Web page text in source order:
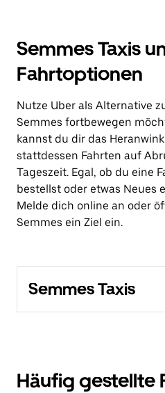
Semmes Taxis
Fahrtoptionen
Nutze Uber als Alternative
Semmes fortbewegen
kannst du dir das
stattdessen Fahrten auf
Tageszeit. Egal, ob du eine
bestellst oder etwas Neues
Melde dich online an oder
Semmes ein Ziel ein.
Semmes Taxis
Häufig gestellte